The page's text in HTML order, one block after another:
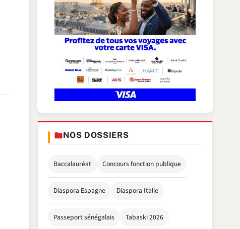
NOS DOSSIERS
Baccalauréat Concours fonction publique
Diaspora Espagne Diaspora Italie
Passeport sénégalais Tabaski 2026